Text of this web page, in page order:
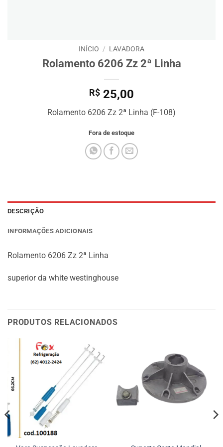
INÍCIO / LAVADORA
Rolamento 6206 Zz 2ª Linha
R$ 25,00
Rolamento 6206 Zz 2ª Linha (F-108)
Fora de estoque
DESCRIÇÃO
INFORMAÇÕES ADICIONAIS
Rolamento 6206 Zz 2ª Linha
superior da white westinghouse
PRODUTOS RELACIONADOS